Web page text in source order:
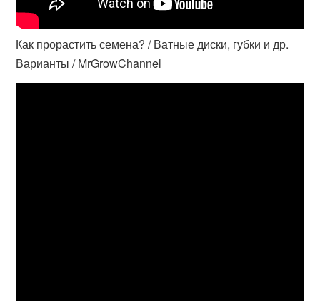
Как прорастить семена? / Ватные диски, губки и др.
Варианты / MrGrowChannel